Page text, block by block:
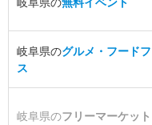
岐阜県のグルメ・フード
ス
岐阜県のフリーマーケット